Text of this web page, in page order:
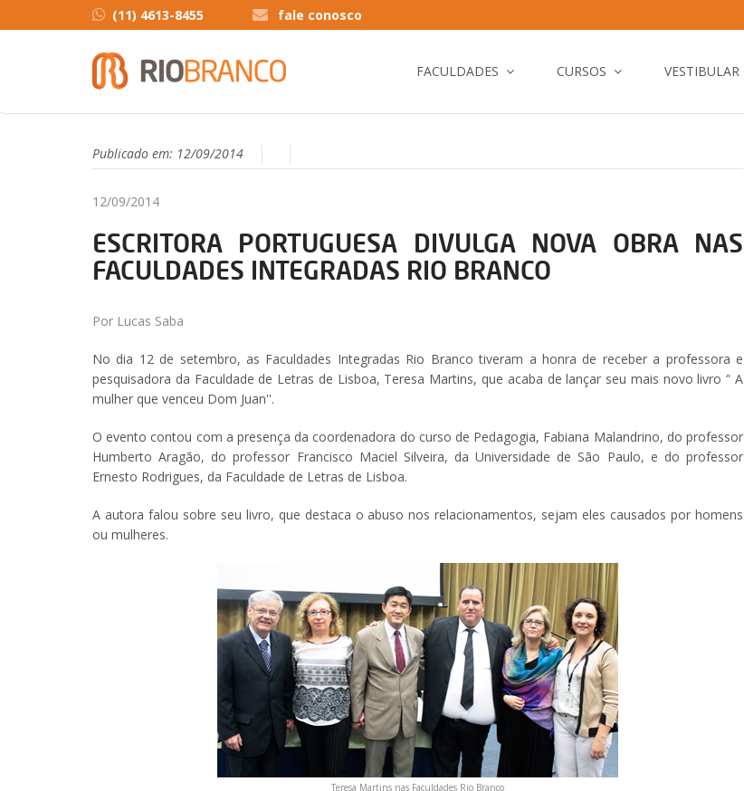
(11) 4613-8455 fale conosco
FACULDADES CURSOS VESTIBULAR
Publicado em: 12/09/2014
12/09/2014
ESCRITORA PORTUGUESA DIVULGA NOVA OBRA NAS
FACULDADES INTEGRADAS RIO BRANCO
Por Lucas Saba
No dia 12 de setembro, as Faculdades Integradas Rio Branco tiveram a honra de receber a professora e
pesquisadora da Faculdade de Letras de Lisboa, Teresa Martins, que acaba de lançar seu mais novo livro ‘' A
mulher que venceu Dom Juan''.
O evento contou com a presença da coordenadora do curso de Pedagogia, Fabiana Malandrino, do professor
Humberto Aragão, do professor Francisco Maciel Silveira, da Universidade de São Paulo, e do professor
Ernesto Rodrigues, da Faculdade de Letras de Lisboa.
A autora falou sobre seu livro, que destaca o abuso nos relacionamentos, sejam eles causados por homens
ou mulheres.
Teresa Martins nas Faculdades Rio Branco